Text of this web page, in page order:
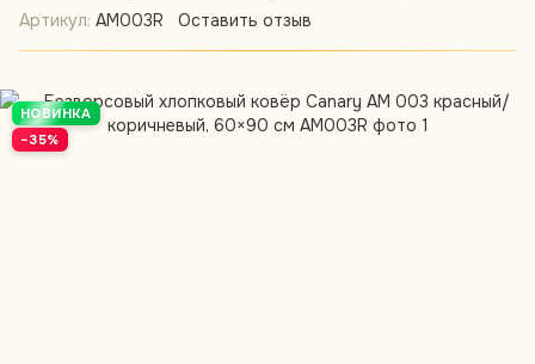
Артикул: AM003R Оставить отзыв
НОВИНКА
−35%